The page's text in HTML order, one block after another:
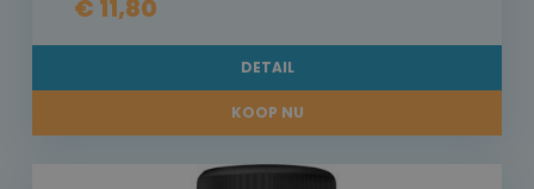
€ 11,80
DETAIL
KOOP NU